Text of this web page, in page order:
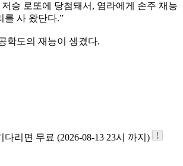
승 로또에 당첨돼서, 염라에게 손주 재능
를 사 왔단다.”
학도의 재능이 생겼다.
다리면 무료 (2026-08-13 23시 까지)